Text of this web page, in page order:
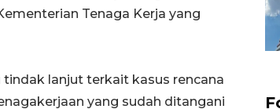
Tenaga Kerja yang
lanjut terkait kasus rencana
yang sudah ditangani